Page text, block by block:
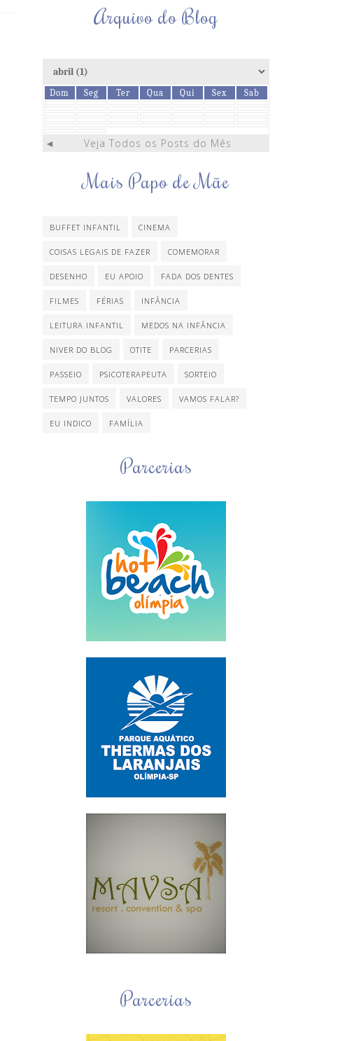
Arquivo do Blog
Dom Seg Ter Qua Qui Sex Sab
◄ Veja Todos os Posts do Mês
Mais Papo de Mãe
BUFFET INFANTIL CINEMA
COISAS LEGAIS DE FAZER COMEMORAR
DESENHO EU APOIO FADA DOS DENTES
FILMES FÉRIAS INFÂNCIA
LEITURA INFANTIL MEDOS NA INFÂNCIA
NIVER DO BLOG OTITE PARCERIAS
PASSEIO PSICOTERAPEUTA SORTEIO
TEMPO JUNTOS VALORES VAMOS FALAR?
EU INDICO FAMÍLIA
Parcerias
Parcerias